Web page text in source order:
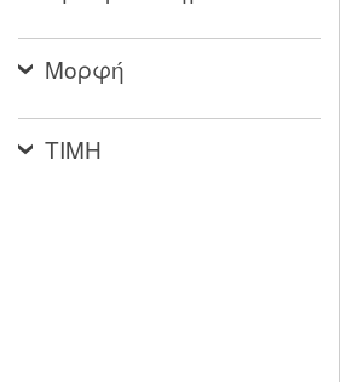
with
visual
disabilities
are
using
Μορφή
ΤΙΜΗ